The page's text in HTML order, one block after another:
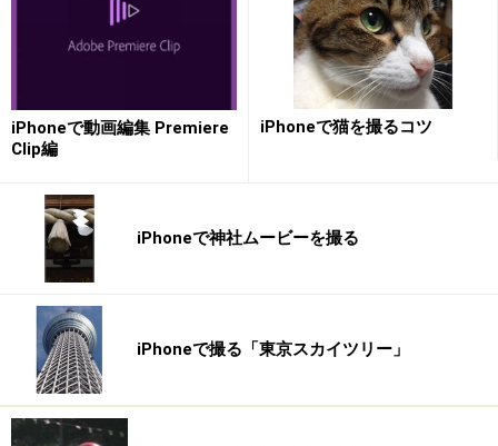
iPhoneで動画編集 Premiere
Clip編
iPhoneで猫を撮るコツ
iPhoneで神社ムービーを撮る
iPhoneで撮る「東京スカイツリー」